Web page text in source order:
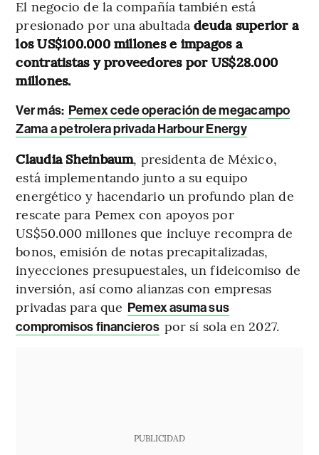
El negocio de la compañía también está
presionado por una abultadadeuda superior a
los US$100.000 millones e impagos a
contratistas y proveedores por US$28.000
millones.
Ver más: Pemex cede operación de megacampo
Zama a petrolera privada Harbour Energy
Claudia Sheinbaum, presidenta de México,
está implementando junto a su equipo
energético y hacendario un profundo plan de
rescate para Pemex con apoyos por
US$50.000 millones que incluye recompra de
bonos, emisión de notas precapitalizadas,
inyecciones presupuestales, un fideicomiso de
inversión, así como alianzas con empresas
privadas para que Pemex asuma sus
compromisos financieros por sí sola en 2027.
PUBLICIDAD